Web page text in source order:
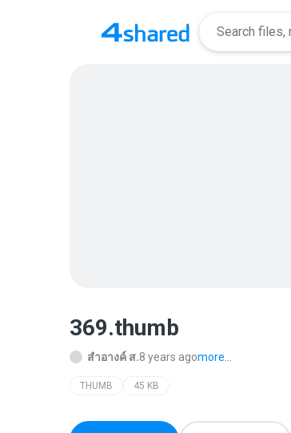
369.thumb
สำอางค์ ส.8 years agomore...
THUMB 45 KB